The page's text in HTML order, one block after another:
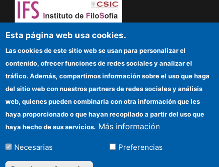
Dare to think! Sapere aude!
IFS
Funding entities
Location
Información para proveedores
Esta página web usa cookies.
Las cookies de este sitio web se usan para personalizar el
contenido, ofrecer funciones de redes sociales y analizar el
tráfico. Además, compartimos información sobre el uso que haga
del sitio web con nuestros partners de redes sociales y análisis
web, quienes pueden combinarla con otra información que les
haya proporcionado o que hayan recopilado a partir del uso que
haya hecho de sus servicios. Más información
Necesarias Preferencias